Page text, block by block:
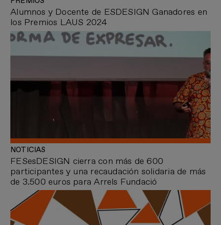
Alumnos y Docente de ESDESIGN Ganadores en
los Premios LAUS 2024
FESesDESIGN cierra con más de 600
participantes y una recaudación solidaria de más
de 3.500 euros para Arrels Fundació
NOTICIAS